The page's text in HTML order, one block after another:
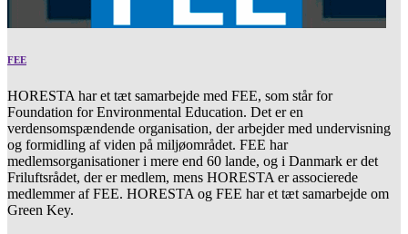
FEE
HORESTA har et tæt samarbejde med FEE, som står for
Foundation for Environmental Education. Det er en
verdensomspændende organisation, der arbejder med undervisning
og formidling af viden på miljøområdet. FEE har
medlemsorganisationer i mere end 60 lande, og i Danmark er det
Friluftsrådet, der er medlem, mens HORESTA er associerede
medlemmer af FEE. HORESTA og FEE har et tæt samarbejde om
Green Key.